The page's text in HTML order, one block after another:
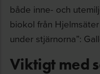
både inne- och
biokol från
under stjärnorna”:
Viktigt med